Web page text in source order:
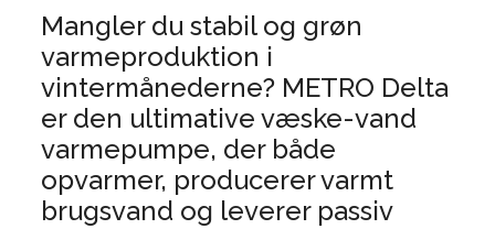
Mangler du stabil og grøn
varmeproduktion i
vintermånederne? METRO Delta
er den ultimative væske-vand
varmepumpe, der både
opvarmer, producerer varmt
brugsvand og leverer passiv